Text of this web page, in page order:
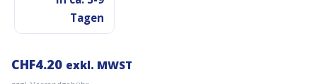
Tagen
CHF4.20 exkl. MWST